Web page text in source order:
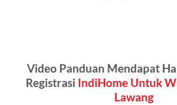
Admin (pelanggan utama) dan
Bisa Dibagi Hingga 5 Anggota
Video Panduan Mendapat
Registrasi IndiHome Untuk
Lawang